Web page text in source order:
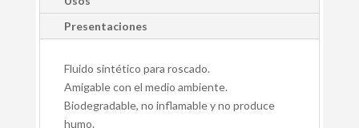
Presentaciones
Fluido sintético para roscado.
Amigable con el medio ambiente.
Biodegradable, no inflamable y no produce
humo.